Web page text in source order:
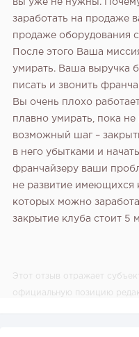
вы уже не нужны.
заработать на продаже
продаже оборудования
После этого Ваша
умирать. Ваша выручка
писать и звонить
Вы очень плохо
плавно умирать, пока
возможный шаг –
в него убытками и
франчайзеру ваши
не развитие имеющихся
которых можно
закрытие клуба стоит 5
Этот отзыв отражает
официальную позицию